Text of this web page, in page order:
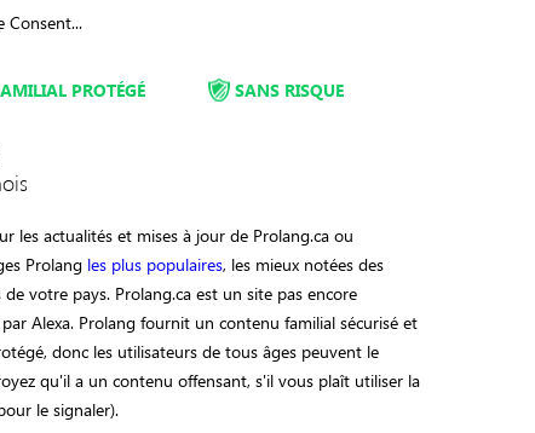
Consent...
PROTÉGÉ SANS RISQUE
les actualités et mises à jour de Prolang.ca ou
Prolang les plus populaires, les mieux notées des
votre pays. Prolang.ca est un site pas encore
Alexa. Prolang fournit un contenu familial sécurisé et
donc les utilisateurs de tous âges peuvent le
qu'il a un contenu offensant, s'il vous plaît utiliser la
le signaler).